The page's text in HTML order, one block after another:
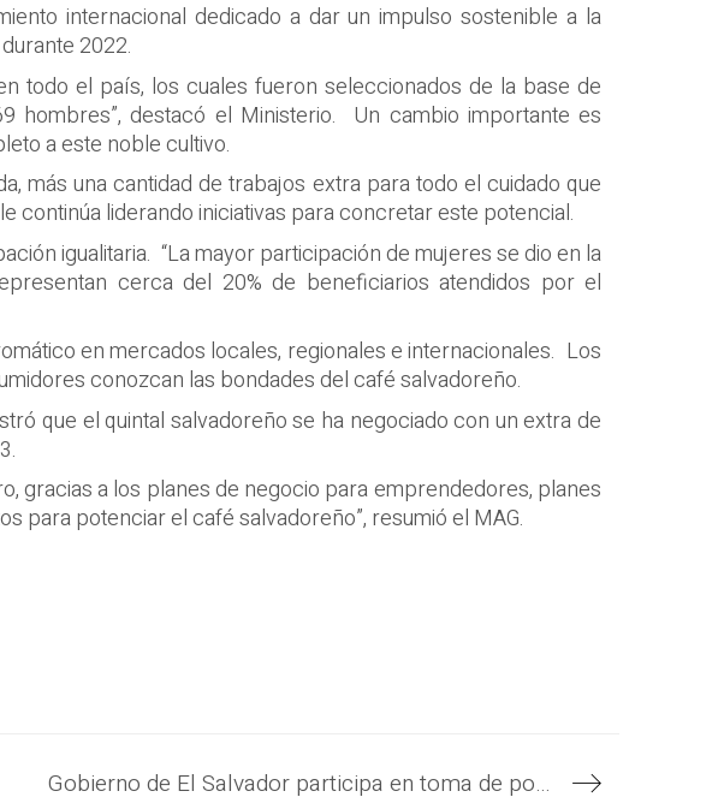
internacional dedicado a dar un impulso sostenible a la
2022.
todo el país, los cuales fueron seleccionados de la base de
hombres”, destacó el Ministerio. Un cambio importante es
a este noble cultivo.
más una cantidad de trabajos extra para todo el cuidado que
liderando iniciativas para concretar este potencial.
igualitaria. “La mayor participación de mujeres se dio en la
cerca del 20% de beneficiarios atendidos por el
en mercados locales, regionales e internacionales. Los
conozcan las bondades del café salvadoreño.
que el quintal salvadoreño se ha negociado con un extra de
gracias a los planes de negocio para emprendedores, planes
para potenciar el café salvadoreño”, resumió el MAG.
Gobierno de El Salvador participa en toma de posesión presidencial de Brasil